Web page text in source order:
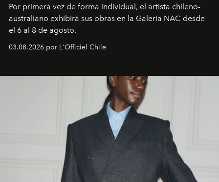
Por primera vez de forma individual, el artista chileno-
australiano exhibirá sus obras en la Galería NAC desde
el 6 al 8 de agosto.
03.08.2026 por L'Officiel Chile